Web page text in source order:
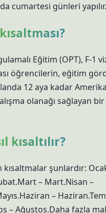
cumartesi günleri yapılır.
Eğitim (OPT), F-1
öğrencilerin, eğitim
12 aya kadar
olanağı sağlayan bir
kısaltılır?
kısaltmalar şunlardır:
– Mart.Nisan –
–
– Ağustos.Daha fazla